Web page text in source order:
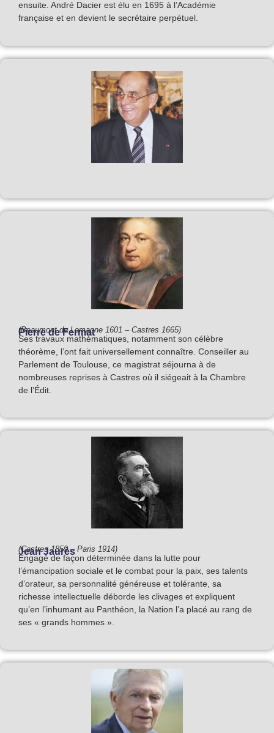
ensuite. André Dacier est élu en 1695 à l’Académie
française et en devient le secrétaire perpétuel.
Pierre de Fermat
(Beaumont de Lomagne 1601 – Castres 1665)
Ses travaux mathématiques, notamment son célèbre
théorème, l’ont fait universellement connaître. Conseiller au
Parlement de Toulouse, ce magistrat séjourna à de
nombreuses reprises à Castres où il siégeait à la Chambre
de l’Édit.
Jean Jaurès
(Castres 1859 – Paris 1914)
Engagé de façon déterminée dans la lutte pour
l’émancipation sociale et le combat pour la paix, ses talents
d’orateur, sa personnalité généreuse et tolérante, sa
richesse intellectuelle déborde les clivages et expliquent
qu’en l’inhumant au Panthéon, la Nation l’a placé au rang de
ses « grands hommes ».